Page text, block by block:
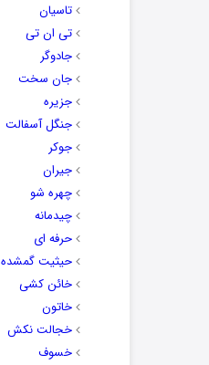
تاسیان
تی ان تی
جادوگر
جان سخت
جزیره
جنگل آسفالت
جوکر
جیران
چهره شو
چیدمانه
حرفه ای
حیثیت گمشده
خائن کشی
خاتون
خجالت نکش
خسوف